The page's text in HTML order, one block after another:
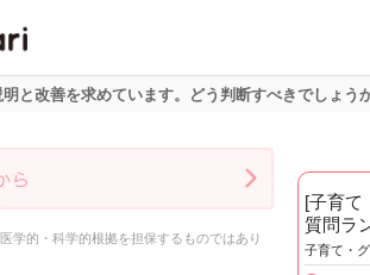
と改善を求めています。どう判断すべきでしょうか
学的・科学的根拠を担保するものではあり
[子育て
質問ラ
子育て・